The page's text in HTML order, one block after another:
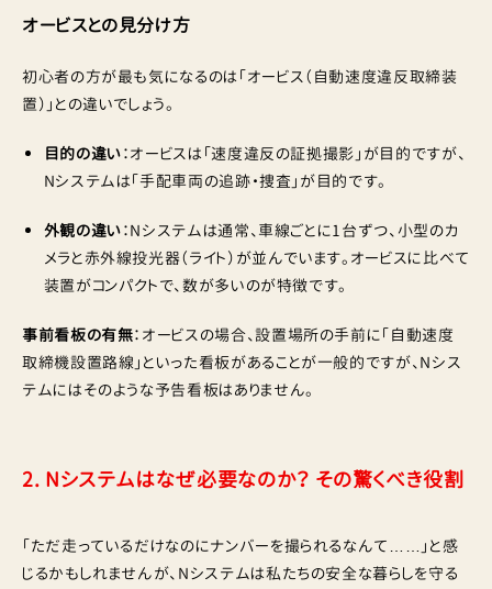
オービスとの見分け方
初心者の方が最も気になるのは「オービス（自動速度違反取締装
置）」との違いでしょう。
目的の違い：オービスは「速度違反の証拠撮影」が目的ですが、
Nシステムは「手配車両の追跡・捜査」が目的です。
外観の違い：Nシステムは通常、車線ごとに1台ずつ、小型のカ
メラと赤外線投光器（ライト）が並んでいます。オービスに比べて
装置がコンパクトで、数が多いのが特徴です。
事前看板の有無：オービスの場合、設置場所の手前に「自動速度
取締機設置路線」といった看板があることが一般的ですが、Nシス
テムにはそのような予告看板はありません。
2. Nシステムはなぜ必要なのか？ その驚くべき役割
「ただ走っているだけなのにナンバーを撮られるなんて……」と感
じるかもしれませんが、Nシステムは私たちの安全な暮らしを守る